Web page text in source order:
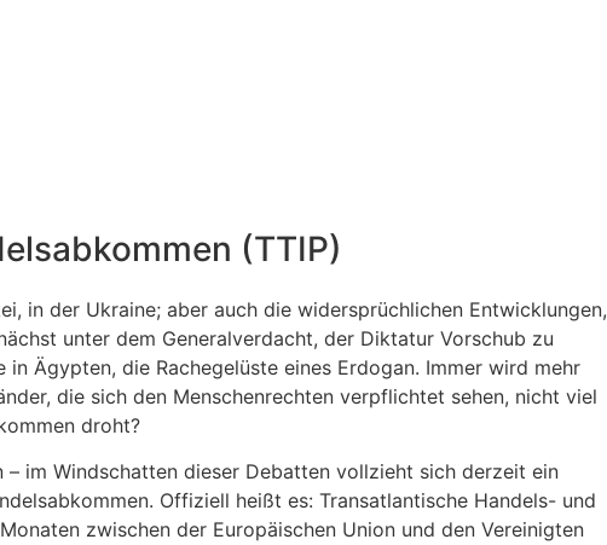
(TTIP)
in der Ukraine; aber auch die widersprüchlichen Entwicklungen,
unter dem Generalverdacht, der Diktatur Vorschub zu
Ägypten, die Rachegelüste eines Erdogan. Immer wird mehr
die sich den Menschenrechten verpflichtet sehen, nicht viel
droht?
im Windschatten dieser Debatten vollzieht sich derzeit ein
Offiziell heißt es: Transatlantische Handels- und
zwischen der Europäischen Union und den Vereinigten